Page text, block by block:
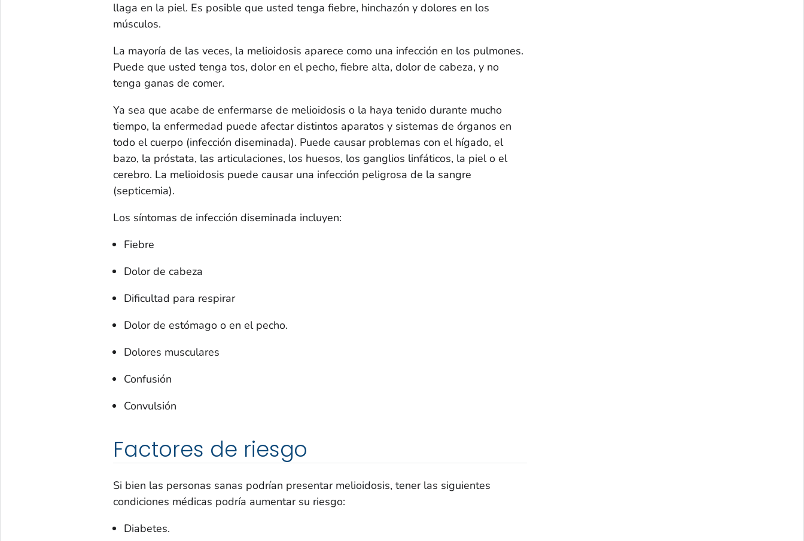
llaga en la piel. Es posible que usted tenga fiebre, hinchazón y dolores en los
músculos.
La mayoría de las veces, la melioidosis aparece como una infección en los pulmones.
Puede que usted tenga tos, dolor en el pecho, fiebre alta, dolor de cabeza, y no
tenga ganas de comer.
Ya sea que acabe de enfermarse de melioidosis o la haya tenido durante mucho
tiempo, la enfermedad puede afectar distintos aparatos y sistemas de órganos en
todo el cuerpo (infección diseminada). Puede causar problemas con el hígado, el
bazo, la próstata, las articulaciones, los huesos, los ganglios linfáticos, la piel o el
cerebro. La melioidosis puede causar una infección peligrosa de la sangre
(septicemia).
Los síntomas de infección diseminada incluyen:
Fiebre
Dolor de cabeza
Dificultad para respirar
Dolor de estómago o en el pecho.
Dolores musculares
Confusión
Convulsión
Factores de riesgo
Si bien las personas sanas podrían presentar melioidosis, tener las siguientes
condiciones médicas podría aumentar su riesgo:
Diabetes.